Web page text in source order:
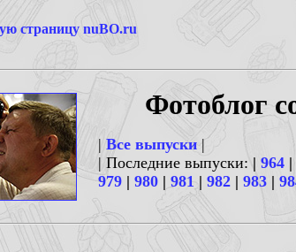
страницу nuBO.ru
Фотоблог
| Все выпуски |
| Последние выпуски: | 964 |
979 | 980 | 981 | 982 | 983 |